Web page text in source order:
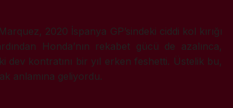
2020 İspanya GP’sindeki ciddi kol kırığı
Honda’nın rekabet gücü de azalınca,
dev kontratını bir yıl erken feshetti. Üstelik bu,
anlamına geliyordu.